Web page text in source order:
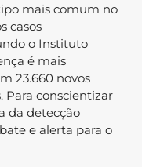
mais comum no
casos
o Instituto
é mais
23.660 novos
Para conscientizar
da detecção
e alerta para o